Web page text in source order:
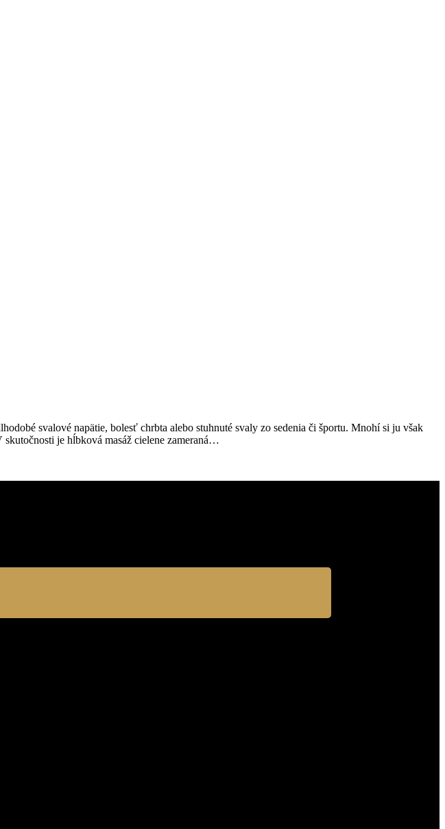
svalové napätie, bolesť chrbta alebo stuhnuté svaly zo sedenia či športu. Mnohí si ju však
je hĺbková masáž cielene zameraná…